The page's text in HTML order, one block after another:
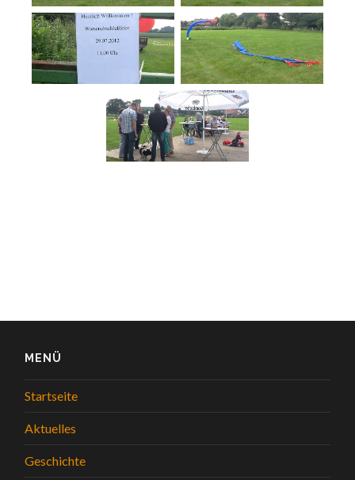
MENÜ
Startseite
Aktuelles
Geschichte